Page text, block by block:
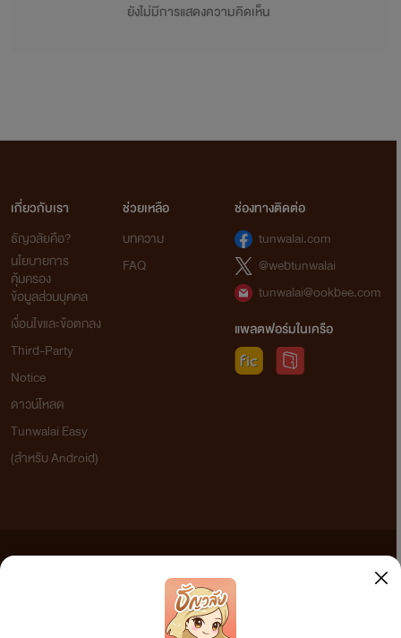
ยังไม่มีการแสดงความคิดเห็น
เกี่ยวกับเรา
ธัญวลัยคือ?
นโยบายการ
คุ้มครอง
ข้อมูลส่วนบุคคล
เงื่อนไขและข้อตกลง
Third-Party
Notice
ดาวน์โหลด
Tunwalai Easy
(สำหรับ Android)
ช่วยเหลือ
บทความ
FAQ
ช่องทางติดต่อ
tunwalai.com
@webtunwalai
tunwalai@ookbee.com
แพลตฟอร์มในเครือ
เว็บไซต์แห่งนี้ไม่ได้เห็นด้วยและไม่ขอรับผิดชอบต่อข้อความใดๆ ทั้งสิ้น ดังนั้นผู้อ่านทุกท่านโปรดใช้
วิจารณญาณในการกลั่นกรองด้วยตนเอง และหากท่านพบข้อความใดๆ ที่ขัดต่อกฎหมายและศีลธรรม
กรุณาแจ้งมาที่ tunwalai@ookbee.com เพื่อทีมงานจะได้ดำเนินการในทันที ทั้งนี้ ทางเว็บไซต์ขอสงวน